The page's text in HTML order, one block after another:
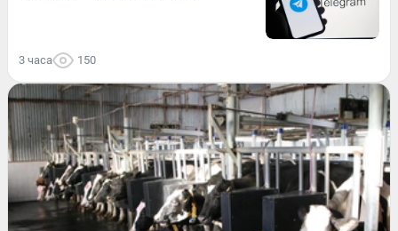
3 часа 150